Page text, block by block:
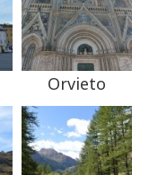
Orvieto